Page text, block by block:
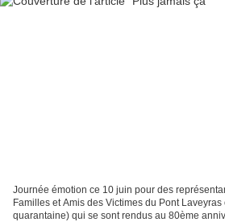
Journée émotion ce 10 juin pour des
Familles et Amis des Victimes du Pont
quarantaine) qui se sont rendus au 80ème